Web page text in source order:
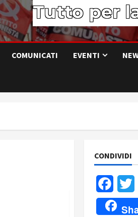
Tutto per
COMUNICATI EVENTI
CONDIVIDI